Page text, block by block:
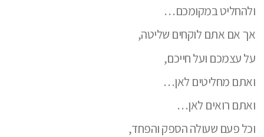
ולהחליט במקומכם…
אך אם אתם לוקחים שליטה,
על עצמכם ועל חייכם,
ואתם מחליטים לאן…
ואתם רואים לאן…
וכל פעם שעולה הספק והפחד,